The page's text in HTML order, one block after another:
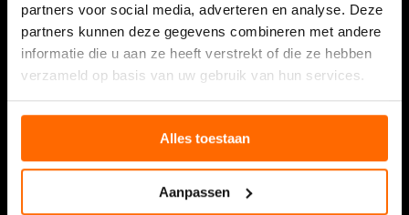
partners voor social media, adverteren en analyse. Deze
partners kunnen deze gegevens combineren met andere
informatie die u aan ze heeft verstrekt of die ze hebben
verzameld op basis van uw gebruik van hun services.
Alles toestaan
Aanpassen
Women socks
Men socks
Kids socks
Baby socks
Customer service